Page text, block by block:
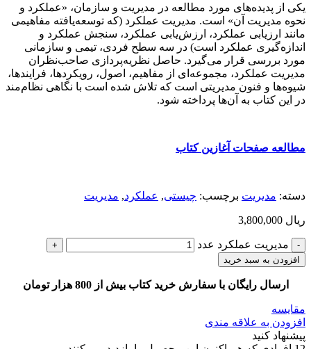
یکی از پدیده‌های مورد مطالعه در مدیریت و سازمان، «عملکرد و
نحوه مدیریت آن» است. مدیریت عملکرد (که توسعه‌یافته مفاهیمی
مانند ارزیابی عملکرد، ارزش‌یابی عملکرد، سنجش عملکرد و
اندازه‌گیری عملکرد است) در سه سطح فردی، تیمی و سازمانی
مورد بررسی قرار می‌گیرد. حاصل نظریه‌پردازی صاحب‌نظران
مدیریت عملکرد، مجموعه‌ای از مفاهیم، اصول، رویکردها، فرایندها،
شیوه‌ها و فنون مدیریتی است که تلاش شده است با نگاهی نظام‌مند
در این کتاب به آن‌ها پرداخته شود.
مطالعه صفحات آغازین کتاب
دسته: مديريت برچسب: چیستی, عملکرد, مديريت
ریال
مدیریت عملکرد عدد
افزودن به سبد خرید
ارسال رایگان با سفارش خرید کتاب بیش از 800 هزار تومان
مقایسه
افزودن به علاقه مندی
پیشنهاد کنید